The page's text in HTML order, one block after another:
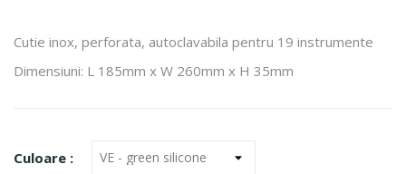
Cutie inox, perforata, autoclavabila pentru 19 instrumente
Dimensiuni: L 185mm x W 260mm x H 35mm
Culoare :